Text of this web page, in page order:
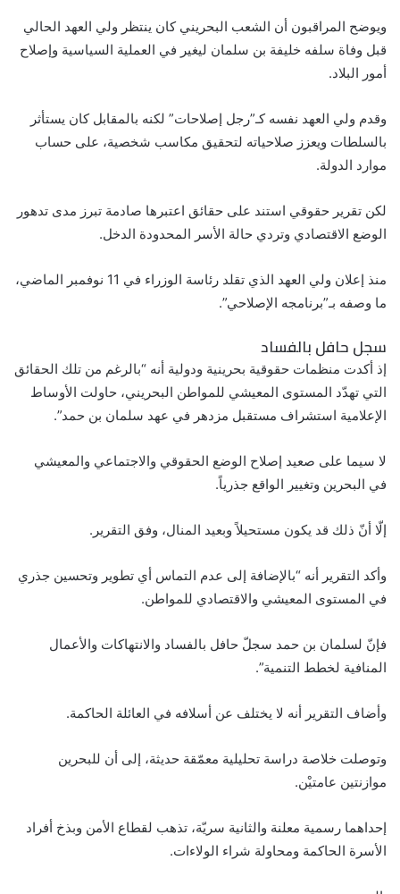
ويوضح المراقبون أن الشعب البحريني كان ينتظر ولي العهد الحالي
قبل وفاة سلفه خليفة بن سلمان ليغير في العملية السياسية وإصلاح
أمور البلاد.
وقدم ولي العهد نفسه كـ”رجل إصلاحات” لكنه بالمقابل كان يستأثر
بالسلطات ويعزز صلاحياته لتحقيق مكاسب شخصية، على حساب
موارد الدولة.
لكن تقرير حقوقي استند على حقائق اعتبرها صادمة تبرز مدى تدهور
الوضع الاقتصادي وتردي حالة الأسر المحدودة الدخل.
منذ إعلان ولي العهد الذي تقلد رئاسة الوزراء في 11 نوفمبر الماضي،
ما وصفه بـ”برنامجه الإصلاحي”.
سجل حافل بالفساد
إذ أكدت منظمات حقوقية بحرينية ودولية أنه “بالرغم من تلك الحقائق
التي تهدّد المستوى المعيشي للمواطن البحريني، حاولت الأوساط
الإعلامية استشراف مستقبل مزدهر في عهد سلمان بن حمد”.
لا سيما على صعيد إصلاح الوضع الحقوقي والاجتماعي والمعيشي
في البحرين وتغيير الواقع جذرياً.
إلّا أنّ ذلك قد يكون مستحيلاً وبعيد المنال، وفق التقرير.
وأكد التقرير أنه “بالإضافة إلى عدم التماس أي تطوير وتحسين جذري
في المستوى المعيشي والاقتصادي للمواطن.
فإنّ لسلمان بن حمد سجلّ حافل بالفساد والانتهاكات والأعمال
المنافية لخطط التنمية”.
وأضاف التقرير أنه لا يختلف عن أسلافه في العائلة الحاكمة.
وتوصلت خلاصة دراسة تحليلية معمّقة حديثة، إلى أن للبحرين
موازنتين عامتيْن.
إحداهما رسمية معلنة والثانية سريّة، تذهب لقطاع الأمن وبذخ أفراد
الأسرة الحاكمة ومحاولة شراء الولاءات.